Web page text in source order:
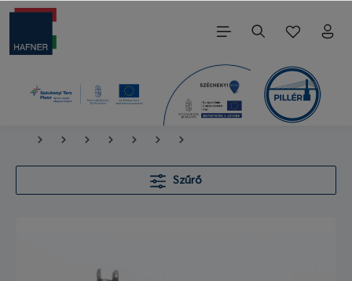
Szűrő